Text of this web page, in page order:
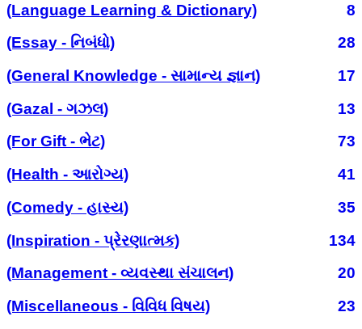
(Language Learning & Dictionary)
8
(Essay - નિબંધો)
28
(General Knowledge - સામાન્ય જ્ઞાન)
17
(Gazal - ગઝલ)
13
(For Gift - ભેટ)
73
(Health - આરોગ્ય)
41
(Comedy - હાસ્ય)
35
(Inspiration - પ્રેરણાત્મક)
134
(Management - વ્યવસ્થા સંચાલન)
20
(Miscellaneous - વિવિધ વિષય)
23